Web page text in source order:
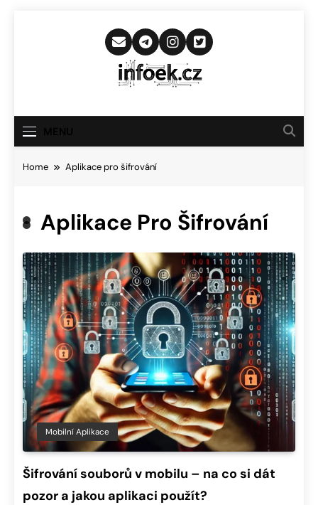
Infoek.cz
Novinkám
Home Aplikace pro šifrování
Aplikace Pro Šifrování
Mobilní Aplikace
Šifrování souborů v mobilu – na co si dát
pozor a jakou aplikaci použít?